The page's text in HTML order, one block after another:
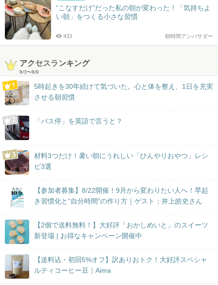
“こなすだけ”だった私の朝が変わった！「気持ちよ
い朝」をつくる小さな習慣
朝時間アンバサダー
433
アクセスランキング
8/3〜8/9
5時起きを30年続けて気づいた。心と体を整え、1日を充実
させる朝習慣
「バス停」を英語で言うと？
材料3つだけ！暑い朝にうれしい「ひんやりおやつ」レシ
ピ3選
【参加者募集】8/22開催！9月から変わりたい人へ！早起
き習慣化と“自分時間”の作り方｜ゲスト：井上皓史さん
【2個で送料無料！】大好評「おかしめいと」のスイーツ
新登場 | お得なキャンペーン開催中
【送料込・初回5%オフ】訳ありおトク！大好評スペシャ
ルティコーヒー豆｜Aima